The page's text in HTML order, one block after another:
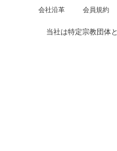
会社沿革 会員規約
当社は特定宗教団体